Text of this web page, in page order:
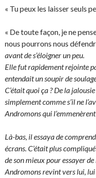
« Tu peux les laisser seuls
« De toute façon, je ne
nous pourrons nous
avant de s’éloigner un peu.
Elle fut rapidement rejointe
entendait un soupir de
C’était quoi ça ? De la
simplement comme s’il ne
Andromons qui
Là-bas, il essaya de
écrans. C’était plus
de son mieux pour essayer de
Andromons revint vers lui,